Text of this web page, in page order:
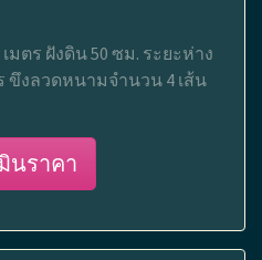
เมตร ฝังดิน 50 ซม. ระยะห่าง
ขึงลวดหนามจำนวน 4 เส้น
นราคา